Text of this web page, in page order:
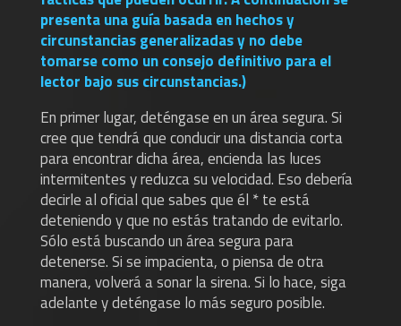
presenta una guía basada en hechos y
circunstancias generalizadas y no debe
tomarse como un consejo definitivo para el
lector bajo sus circunstancias.)
En primer lugar, deténgase en un área segura. Si
cree que tendrá que conducir una distancia corta
para encontrar dicha área, encienda las luces
intermitentes y reduzca su velocidad. Eso debería
decirle al oficial que sabes que él * te está
deteniendo y que no estás tratando de evitarlo.
Sólo está buscando un área segura para
detenerse. Si se impacienta, o piensa de otra
manera, volverá a sonar la sirena. Si lo hace, siga
adelante y deténgase lo más seguro posible.